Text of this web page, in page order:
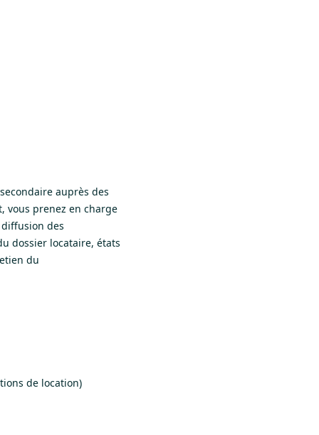
auprès des
vous prenez en charge
des
dossier locataire, états
du
de location)